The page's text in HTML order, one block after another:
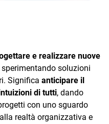
e realizzare nuove
sperimentando soluzioni
Significa anticipare il
di tutti, dando
con uno sguardo
realtà organizzativa e